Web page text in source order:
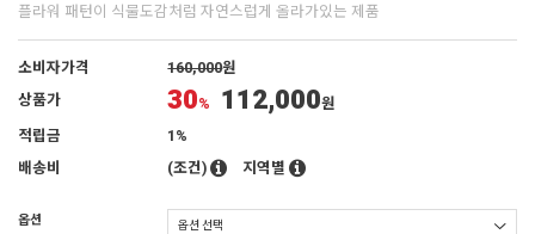
플라워 패턴이 식물도감처럼 자연스럽게 올라가있는 제품
소비자가격 160,000원
상품가
30% 112,000원
적립금
1%
배송비
(조건) 지역별
옵션